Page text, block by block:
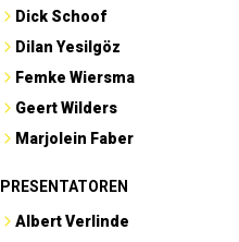
Dick Schoof
Dilan Yesilgöz
Femke Wiersma
Geert Wilders
Marjolein Faber
PRESENTATOREN
Albert Verlinde